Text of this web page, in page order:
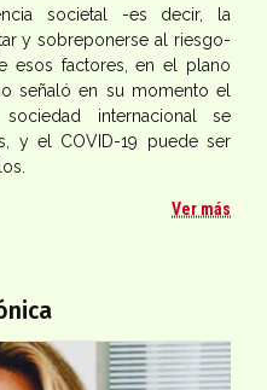
societal -es decir, la
y sobreponerse al riesgo-
esos factores, en el plano
señaló en su momento el
internacional se
y el COVID-19 puede ser
Ver más